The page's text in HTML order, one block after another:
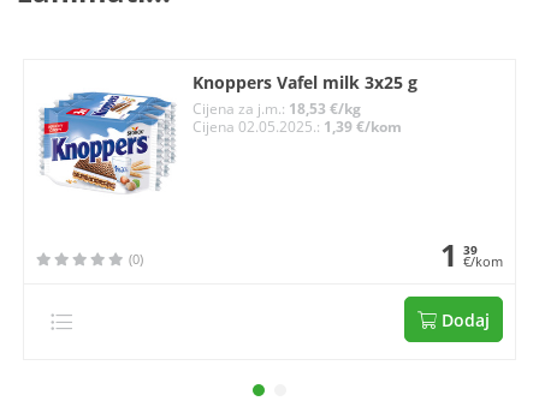
Knoppers Vafel milk 3x25 g
Cijena za j.m.: 18,53 €/kg
Cijena 02.05.2025.: 1,39 €/kom
(0) 1 39
€/kom
Dodaj